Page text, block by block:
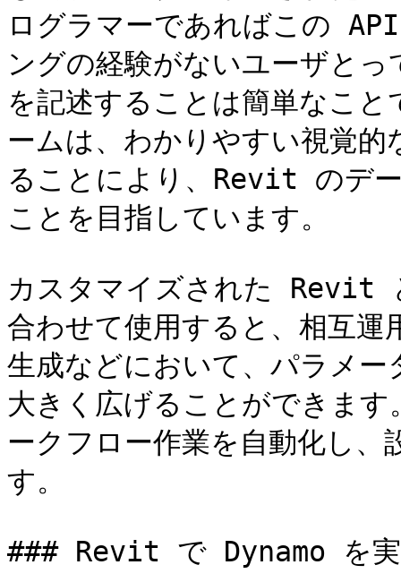
ログラマーであればこの
ングの経験がないユーザと
を記述することは簡単なこ
ームは、わかりやすい視覚
ることにより、Revit のデ
ことを目指しています。
カスタマイズされた Revit
合わせて使用すると、相互運
生成などにおいて、パラメ
大きく広げることができま
ークフロー作業を自動化し
す。
### Revit で Dynamo を実